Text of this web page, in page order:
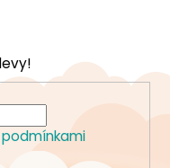
podmínkami